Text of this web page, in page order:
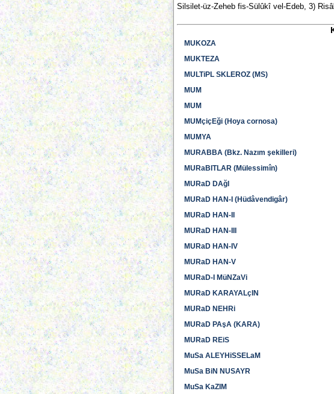
Silsilet-üz-Zeheb fis-Sülûkî vel-Edeb, 3)
MUKOZA
MUKTEZA
MULTiPL SKLEROZ (MS)
MUM
MUM
MUMçiçEği (Hoya cornosa)
MUMYA
MURABBA (Bkz. Nazım şekilleri)
MURaBITLAR (Mülessimîn)
MURaD DAğI
MURaD HAN-I (Hüdâvendigâr)
MURaD HAN-II
MURaD HAN-III
MURaD HAN-IV
MURaD HAN-V
MURaD-I MüNZaVi
MURaD KARAYALçIN
MURaD NEHRi
MURaD PAşA (KARA)
MURaD REiS
MuSa ALEYHiSSELaM
MuSa BiN NUSAYR
MuSa KaZIM